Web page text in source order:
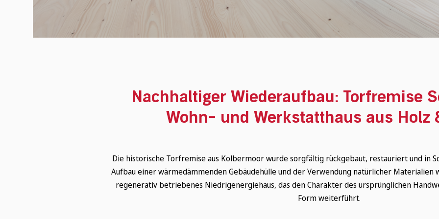
Nachhaltiger Wiederaufbau: Torfremise
Wohn- und Werkstatthaus aus Holz
Die historische Torfremise aus Kolbermoor wurde sorgfältig rückgebaut, restauriert und in
Aufbau einer wärmedämmenden Gebäudehülle und der Verwendung natürlicher Materialien
regenerativ betriebenes Niedrigenergiehaus, das den Charakter des ursprünglichen
Form weiterführt.